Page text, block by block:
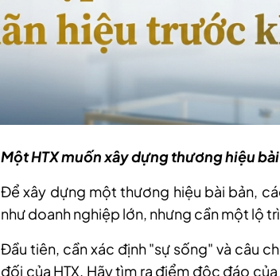
Một HTX muốn xây dựng thương hiệu
Để xây dựng một thương hiệu bài bản,
như doanh nghiệp lớn, nhưng cần một lộ
Đầu tiên, cần xác định "sự sống" và câu
đối của HTX. Hãy tìm ra điểm độc đáo